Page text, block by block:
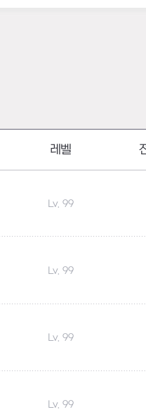
레벨
Lv. 99
Lv. 99
Lv. 99
Lv. 99